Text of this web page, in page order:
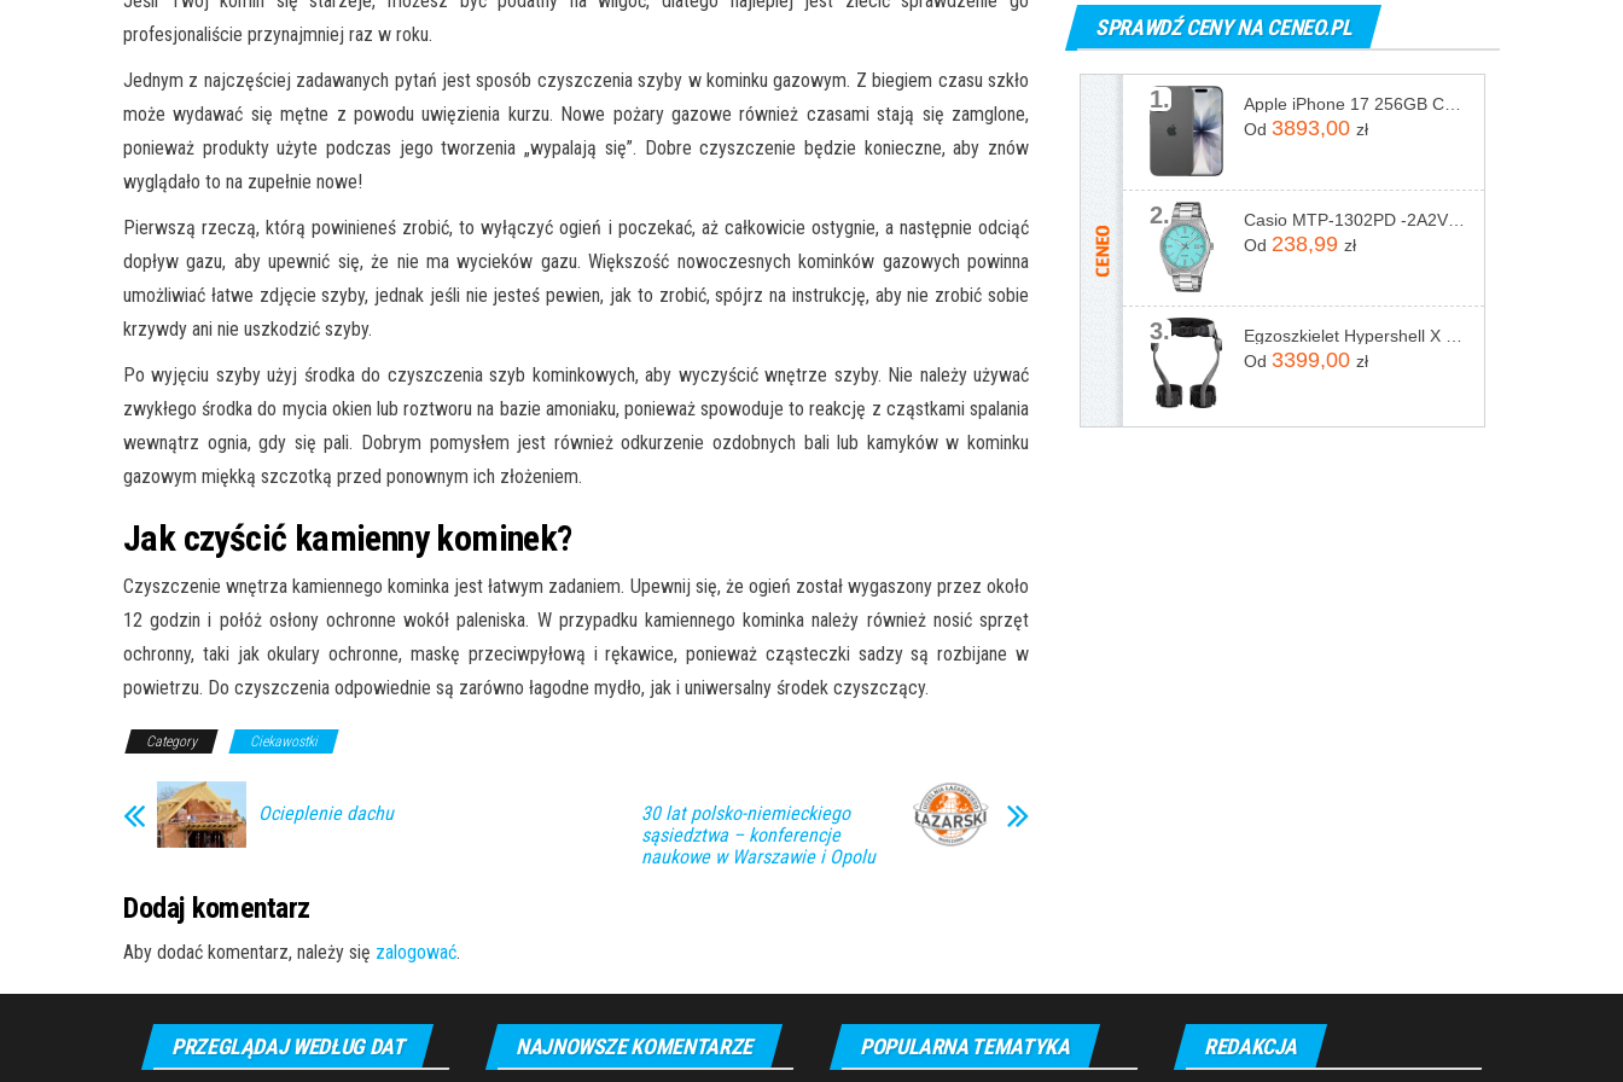
profesjonaliście przynajmniej raz w roku.
Jednym z najczęściej zadawanych pytań jest sposób czyszczenia szyby w kominku gazowym. Z biegiem czasu szkło
może wydawać się mętne z powodu uwięzienia kurzu. Nowe pożary gazowe również czasami stają się zamglone,
ponieważ produkty użyte podczas jego tworzenia „wypalają się”. Dobre czyszczenie będzie konieczne, aby znów
wyglądało to na zupełnie nowe!
Pierwszą rzeczą, którą powinieneś zrobić, to wyłączyć ogień i poczekać, aż całkowicie ostygnie, a następnie odciąć
dopływ gazu, aby upewnić się, że nie ma wycieków gazu. Większość nowoczesnych kominków gazowych powinna
umożliwiać łatwe zdjęcie szyby, jednak jeśli nie jesteś pewien, jak to zrobić, spójrz na instrukcję, aby nie zrobić sobie
krzywdy ani nie uszkodzić szyby.
Po wyjęciu szyby użyj środka do czyszczenia szyb kominkowych, aby wyczyścić wnętrze szyby. Nie należy używać
zwykłego środka do mycia okien lub roztworu na bazie amoniaku, ponieważ spowoduje to reakcję z cząstkami spalania
wewnątrz ognia, gdy się pali. Dobrym pomysłem jest również odkurzenie ozdobnych bali lub kamyków w kominku
gazowym miękką szczotką przed ponownym ich złożeniem.
Jak czyścić kamienny kominek?
Czyszczenie wnętrza kamiennego kominka jest łatwym zadaniem. Upewnij się, że ogień został wygaszony przez około
12 godzin i połóż osłony ochronne wokół paleniska. W przypadku kamiennego kominka należy również nosić sprzęt
ochronny, taki jak okulary ochronne, maskę przeciwpyłową i rękawice, ponieważ cząsteczki sadzy są rozbijane w
powietrzu. Do czyszczenia odpowiednie są zarówno łagodne mydło, jak i uniwersalny środek czyszczący.
Category Ciekawostki
Ocieplenie dachu
30 lat polsko-niemieckiego
sąsiedztwa – konferencje
naukowe w Warszawie i Opolu
Dodaj komentarz
Aby dodać komentarz, należy się zalogować.
SPRAWDŹ CENY NA CENEO.PL
1.
Od 3893,00 zł
2.
Od 238,99 zł
3.
Od 3399,00 zł
PRZEGLĄDAJ WEDŁUG DAT NAJNOWSZE KOMENTARZE POPULARNA TEMATYKA REDAKCJA